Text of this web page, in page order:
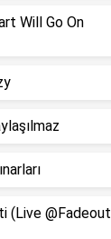
Will Go On
(Live @Fadeout